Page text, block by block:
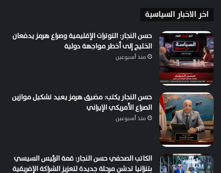
اخر الاخبار السياسية
حسن النجار: التوترات الإقليمية وصراع هرمز يدفعان
الخليج إلى أخطر مواجهة دولية
منذ أسبوعين
حسن النجار يكتب: مضيق هرمز يعيد تشكيل موازين
الصراع الأمريكي الإيراني
منذ أسبوعين
الكاتب الصحفي حسن النجار: قمة الرئيس السيسي
بتنزانيا تدشن مرحلة جديدة لتعزيز الشراكة الإفريقية